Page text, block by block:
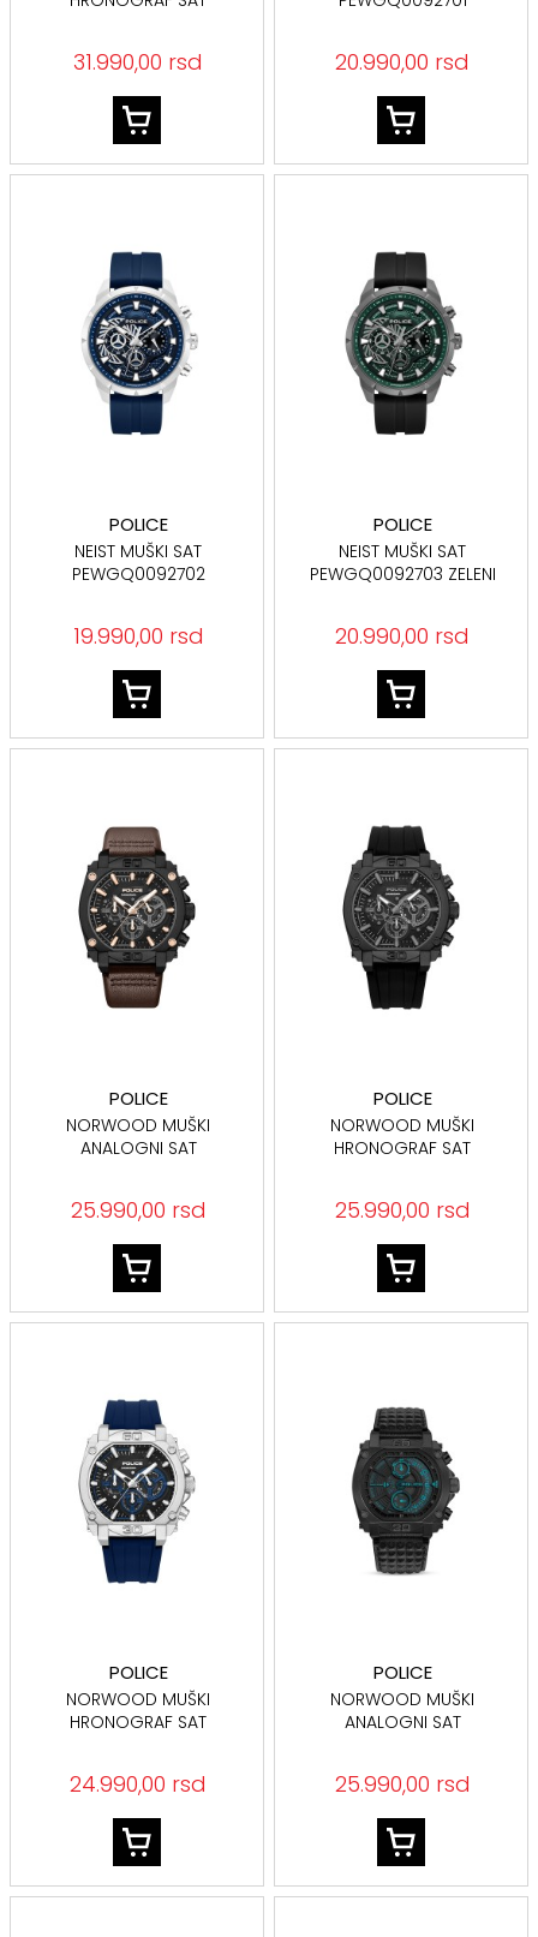
31.990,00 rsd 20.990,00 rsd
POLICE
NEIST MUŠKI SAT
PEWGQ0092702
19.990,00 rsd
POLICE
NEIST MUŠKI SAT
PEWGQ0092703 ZELENI
20.990,00 rsd
POLICE
NORWOOD MUŠKI
ANALOGNI SAT
25.990,00 rsd
POLICE
NORWOOD MUŠKI
HRONOGRAF SAT
25.990,00 rsd
POLICE
NORWOOD MUŠKI
HRONOGRAF SAT
24.990,00 rsd
POLICE
NORWOOD MUŠKI
ANALOGNI SAT
25.990,00 rsd